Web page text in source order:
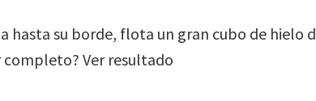
hasta su borde, flota un gran cubo de hielo
Ver resultado